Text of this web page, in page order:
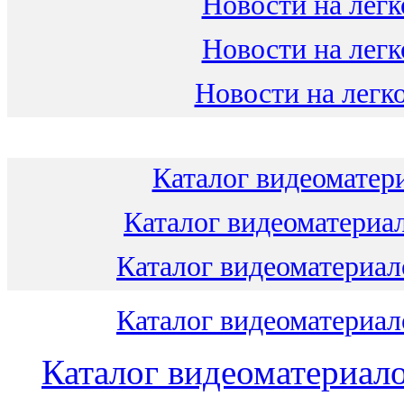
Новости на
Новости на
Каталог
Каталог
Каталог
Каталог
Каталог